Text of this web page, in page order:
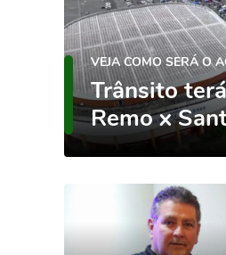
VEJA COMO SERÁ O
Trânsito
Remo x